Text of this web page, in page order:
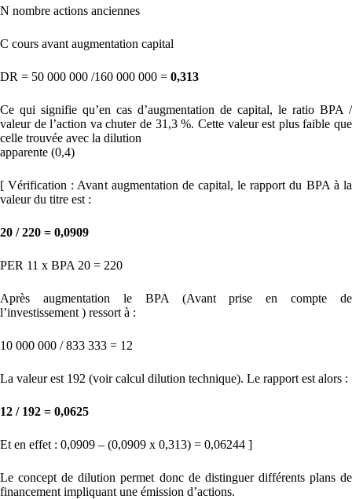
N nombre actions anciennes
C cours avant augmentation capital
DR = 50 000 000 /160 000 000 = 0,313
Ce qui signifie qu’en cas d’augmentation de capital, le ratio BPA /
valeur de l’action va chuter de 31,3 %. Cette valeur est plus faible que
celle trouvée avec la dilution
apparente (0,4)
[ Vérification : Avant augmentation de capital, le rapport du BPA à la
valeur du titre est :
20 / 220 = 0,0909
PER 11 x BPA 20 = 220
Après augmentation le BPA (Avant prise en compte de
l’investissement ) ressort à :
10 000 000 / 833 333 = 12
La valeur est 192 (voir calcul dilution technique). Le rapport est alors :
12 / 192 = 0,0625
Et en effet : 0,0909 – (0,0909 x 0,313) = 0,06244 ]
Le concept de dilution permet donc de distinguer différents plans de
financement impliquant une émission d’actions.